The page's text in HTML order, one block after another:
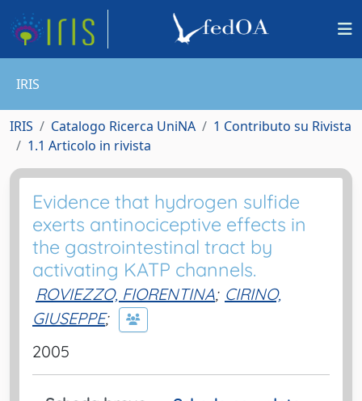
IRIS
IRIS Catalogo Ricerca UniNA
1 Contributo su Rivista
1.1 Articolo in rivista
Evidence that hydrogen sulfide
exerts antinociceptive effects in
the gastrointestinal tract by
activating KATP channels.
ROVIEZZO, FIORENTINA; CIRINO,
GIUSEPPE;
2005